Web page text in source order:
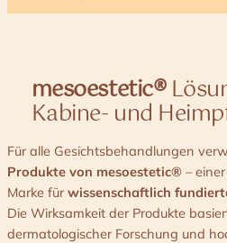
mesoestetic®
Kabine- und
Für alle Gesichtsbehandlungen
Produkte von mesoestetic® –
Marke für wissenschaftlich
Die Wirksamkeit der Produkte
dermatologischer Forschung und